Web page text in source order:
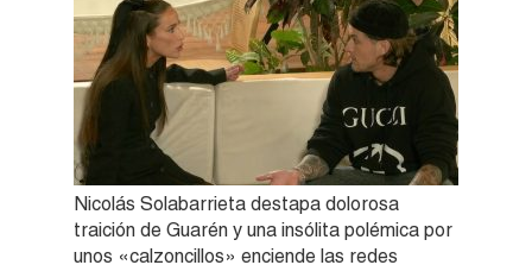
Nicolás Solabarrieta destapa dolorosa
traición de Guarén y una insólita polémica por
unos «calzoncillos» enciende las redes